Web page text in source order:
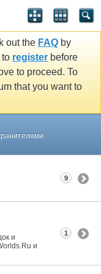
out the FAQ by
register before
to proceed. To
that you want to
9
и
и
1